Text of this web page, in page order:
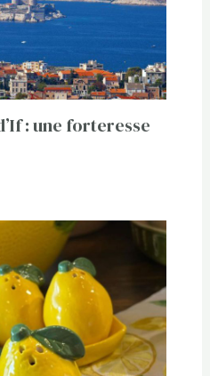
: une forteresse